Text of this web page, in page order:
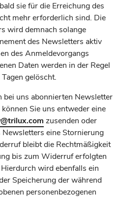
sie für die Erreichung des
mehr erforderlich sind. Die
wird demnach solange
des Newsletters aktiv
des Anmeldevorgangs
Daten werden in der Regel
gelöscht.
bei uns abonnierten Newsletter
Sie uns entweder eine
@trilux.com zusenden oder
Newsletters eine Stornierung
bleibt die Rechtmäßigkeit
bis zum Widerruf erfolgten
wird ebenfalls ein
Speicherung der während
personenbezogenen